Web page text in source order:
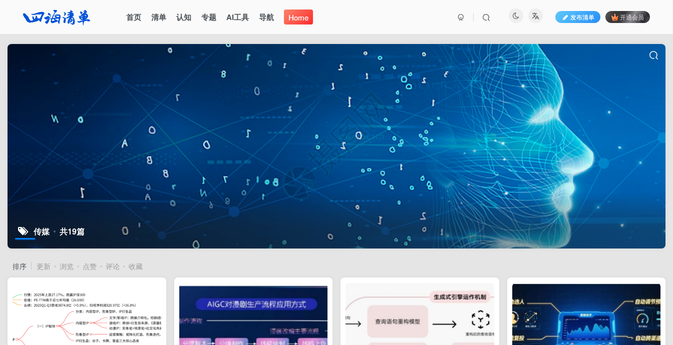
首页 清单 认知 专题 AI工具 导航 Home 发布清单 开通会员
传媒 共19篇
排序 更新 浏览 点赞 评论 收藏